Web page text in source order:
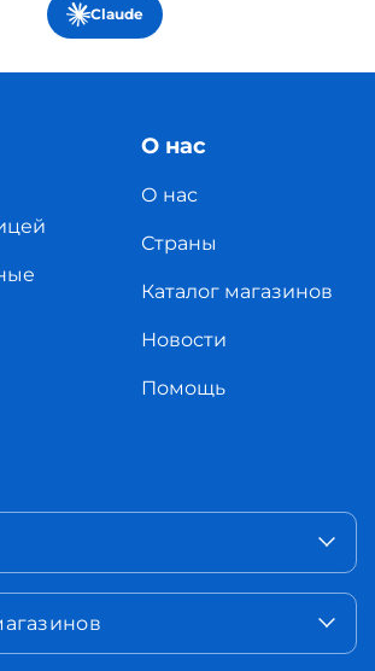
Claude
О нас
О нас
Страны
Каталог магазинов
Новости
Помощь